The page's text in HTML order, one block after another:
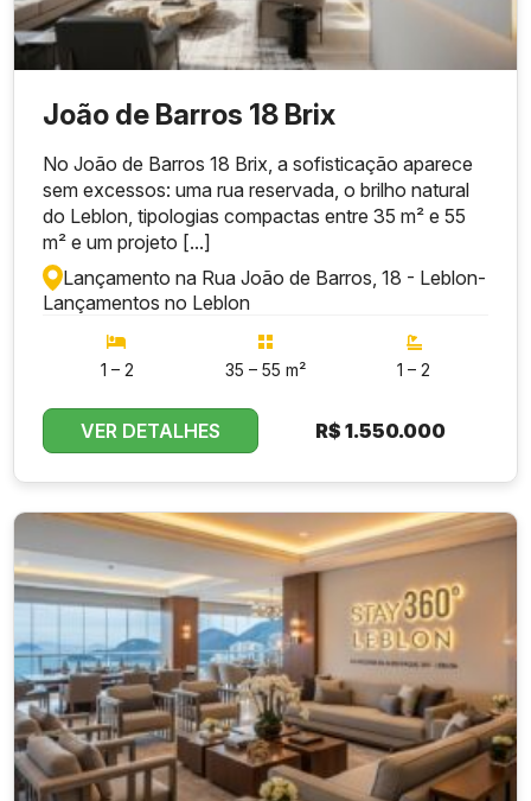
João de Barros 18 Brix
No João de Barros 18 Brix, a sofisticação aparece
sem excessos: uma rua reservada, o brilho natural
do Leblon, tipologias compactas entre 35 m² e 55
m² e um projeto [...]
Lançamento na Rua João de Barros, 18 - Leblon-
Lançamentos no Leblon
1 – 2 35 – 55 m² 1 – 2
VER DETALHES R$ 1.550.000